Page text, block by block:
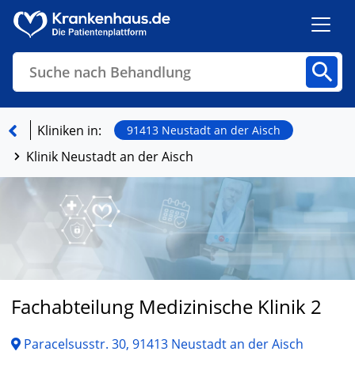
Suche nach Behandlung
Finden
Kliniken in: 91413 Neustadt an der Aisch
Klinik Neustadt an der Aisch
Fachabteilung Medizinische Klinik 2
Paracelsusstr. 30, 91413 Neustadt an der Aisch